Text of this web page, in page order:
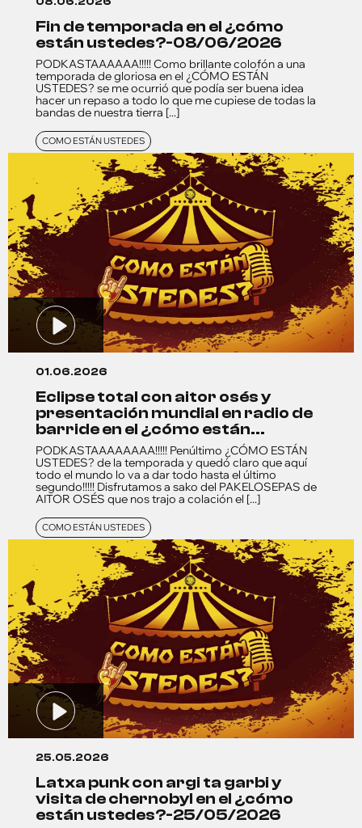
fin de temporada en el ¿cómo
están ustedes?-08/06/2026
PODKASTAAAAAA!!!!! Como brillante colofón a una
temporada de gloriosa en el ¿CÓMO ESTÁN
USTEDES? se me ocurrió que podía ser buena idea
hacer un repaso a todo lo que me cupiese de todas la
bandas de nuestra tierra [...]
COMO ESTÁN USTEDES
01.06.2026
eclipse total con aitor osés y
presentación mundial en radio de
barride en el ¿cómo están...
PODKASTAAAAAAAA!!!!! Penúltimo ¿CÓMO ESTÁN
USTEDES? de la temporada y quedó claro que aquí
todo el mundo lo va a dar todo hasta el último
segundo!!!!! Disfrutamos a sako del PAKELOSEPAS de
AITOR OSÉS que nos trajo a colación el [...]
COMO ESTÁN USTEDES
25.05.2026
latxa punk con argi ta garbi y
visita de chernobyl en el ¿cómo
están ustedes?-25/05/2026